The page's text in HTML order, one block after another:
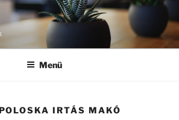
Menü
IRTÁS MAKÓ